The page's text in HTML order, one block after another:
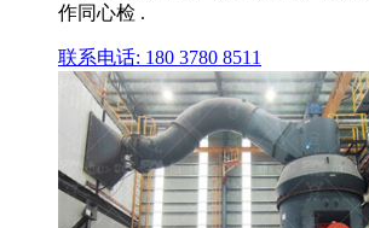
作同心检 .
联系电话: 180 3780 8511